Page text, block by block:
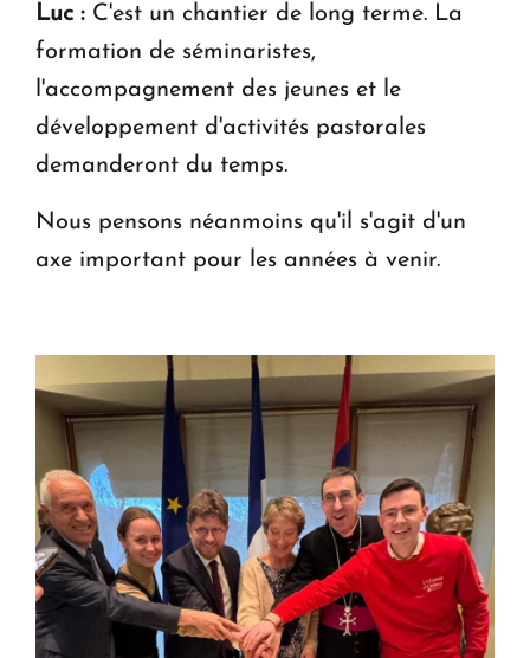
Luc : C'est un chantier de long terme. La
formation de séminaristes,
l'accompagnement des jeunes et le
développement d'activités pastorales
demanderont du temps.
Nous pensons néanmoins qu'il s'agit d'un
axe important pour les années à venir.